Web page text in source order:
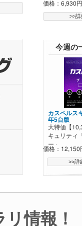
価格：6,930円
>>
[撮メモ Pro
プチャ ＆
8/16(日)まで
ャプチャ、
OK
価格：7,480円
>>
今週の
カスペルス
年5台版
大特価【
キュリティ
ー」
価格：12,150
>>詳
情報！